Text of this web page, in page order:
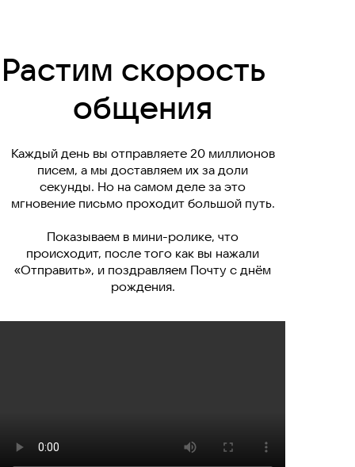
Растим скорость
общения
Каждый день вы отправляете 20 миллионов
писем, а мы доставляем их за доли
секунды. Но на самом деле за это
мгновение письмо проходит большой путь.
Показываем в мини-ролике, что
происходит, после того как вы нажали
«Отправить», и поздравляем Почту с днём
рождения.